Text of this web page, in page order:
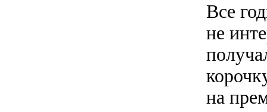
Все
не
на